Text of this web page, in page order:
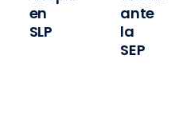
en
SLP
ante
la
SEP